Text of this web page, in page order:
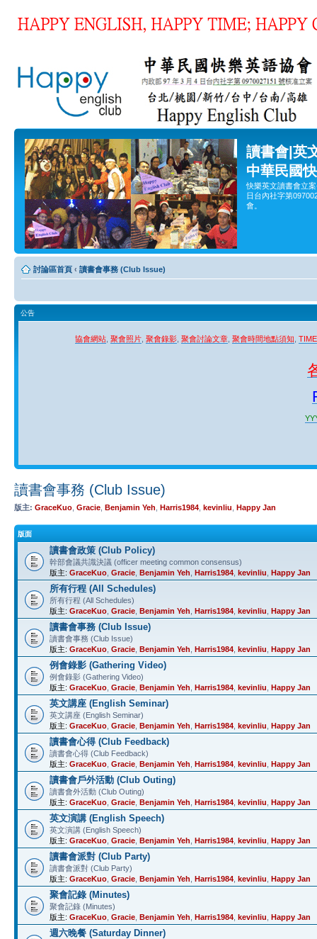
讀書會|英
中華民國
快樂英文讀書會立
日台內社字第
會。
討論區首頁 ‹ 讀書會事務 (Club Issue)
公告
協會網站 聚會照片 聚會錄影 聚會討論文章 聚會時間地點須知
讀書會事務 (Club Issue)
版主: GraceKuo Gracie Benjamin Yeh Harris1984 kevinliu Happy Jan
版面
讀書會政策 (Club Policy)
幹部會議共識決議 (officer meeting common consensus)
版主: GraceKuo Gracie Benjamin Yeh Harris1984 kevinliu Happy Jan
所有行程 (All Schedules)
所有行程 (All Schedules)
版主: GraceKuo Gracie Benjamin Yeh Harris1984 kevinliu Happy Jan
讀書會事務 (Club Issue)
讀書會事務 (Club Issue)
版主: GraceKuo Gracie Benjamin Yeh Harris1984 kevinliu Happy Jan
例會錄影 (Gathering Video)
例會錄影 (Gathering Video)
版主: GraceKuo Gracie Benjamin Yeh Harris1984 kevinliu Happy Jan
英文講座 (English Seminar)
英文講座 (English Seminar)
版主: GraceKuo Gracie Benjamin Yeh Harris1984 kevinliu Happy Jan
讀書會心得 (Club Feedback)
讀書會心得 (Club Feedback)
版主: GraceKuo Gracie Benjamin Yeh Harris1984 kevinliu Happy Jan
讀書會戶外活動 (Club Outing)
讀書會外活動 (Club Outing)
版主: GraceKuo Gracie Benjamin Yeh Harris1984 kevinliu Happy Jan
英文演講 (English Speech)
英文演講 (English Speech)
版主: GraceKuo Gracie Benjamin Yeh Harris1984 kevinliu Happy Jan
讀書會派對 (Club Party)
讀書會派對 (Club Party)
版主: GraceKuo Gracie Benjamin Yeh Harris1984 kevinliu Happy Jan
聚會記錄 (Minutes)
聚會記錄 (Minutes)
版主: GraceKuo Gracie Benjamin Yeh Harris1984 kevinliu Happy Jan
週六晚餐 (Saturday Dinner)